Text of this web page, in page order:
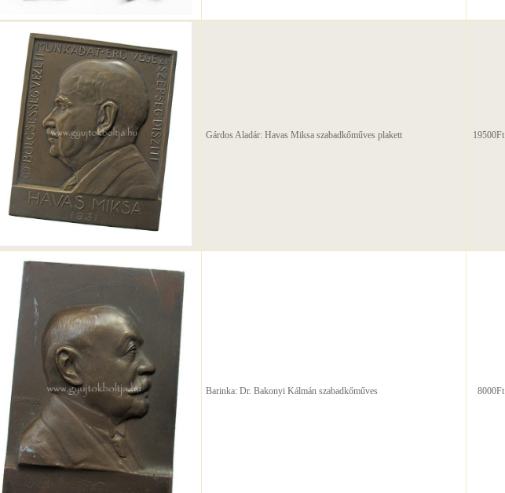
Gárdos Aladár: Havas Miksa szabadkőműves plakett 19500Ft
Barinka: Dr. Bakonyi Kálmán szabadkőműves 8000Ft